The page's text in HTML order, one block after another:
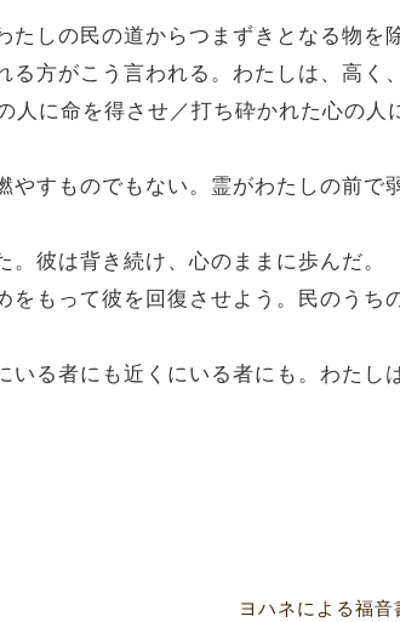
しの民の道からつまずきとなる物を
方がこう言われる。わたしは、高く
人に命を得させ／打ち砕かれた心の人
すものでもない。霊がわたしの前で
彼は背き続け、心のままに歩んだ。
もって彼を回復させよう。民のうち
る者にも近くにいる者にも。わたし
ヨハネによる福